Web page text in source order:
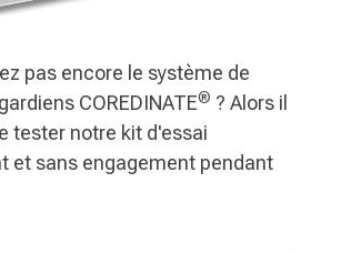
pas encore le système de
COREDINATE® ? Alors il
tester notre kit d'essai
et sans engagement pendant